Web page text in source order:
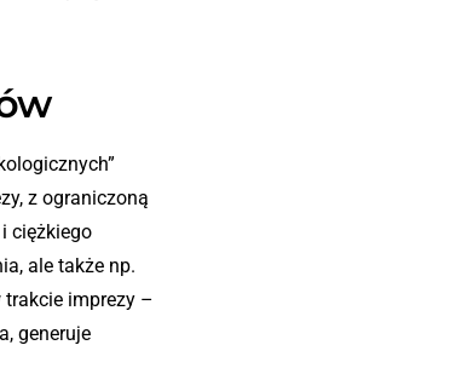
z ograniczoną
ciężkiego
ale także np.
trakcie imprezy –
generuje